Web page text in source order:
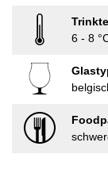
6 - 8